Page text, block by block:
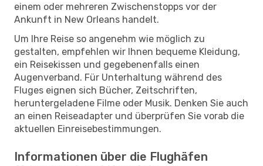
einem oder mehreren Zwischenstopps vor der
Ankunft in New Orleans handelt.
Um Ihre Reise so angenehm wie möglich zu
gestalten, empfehlen wir Ihnen bequeme Kleidung,
ein Reisekissen und gegebenenfalls einen
Augenverband. Für Unterhaltung während des
Fluges eignen sich Bücher, Zeitschriften,
heruntergeladene Filme oder Musik. Denken Sie auch
an einen Reiseadapter und überprüfen Sie vorab die
aktuellen Einreisebestimmungen.
Informationen über die Flughäfen